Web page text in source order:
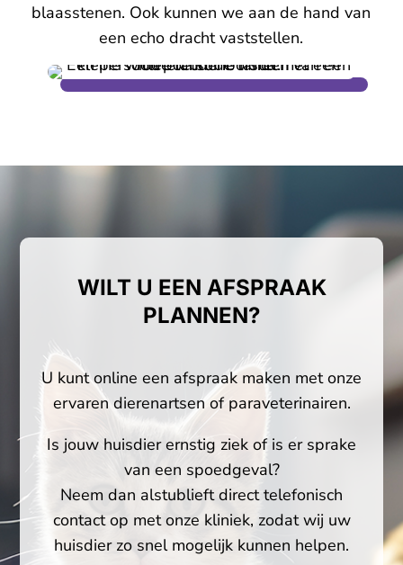
blaasstenen. Ook kunnen we aan de hand van
een echo dracht vaststellen.
WILT U EEN AFSPRAAK
PLANNEN?
U kunt online een afspraak maken met onze
ervaren dierenartsen of paraveterinairen.
Is jouw huisdier ernstig ziek of is er sprake
van een spoedgeval?
Neem dan alstublieft direct telefonisch
contact op met onze kliniek, zodat wij uw
huisdier zo snel mogelijk kunnen helpen.